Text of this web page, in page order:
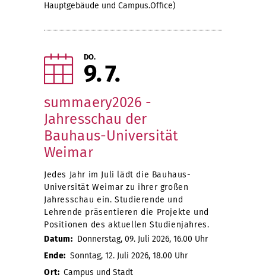
Hauptgebäude und Campus.Office)
DO.
9 7
summaery2026 -
Jahresschau der
Bauhaus-Universität
Weimar
Jedes Jahr im Juli lädt die Bauhaus-
Universität Weimar zu ihrer großen
Jahresschau ein. Studierende und
Lehrende präsentieren die Projekte und
Positionen des aktuellen Studienjahres.
Datum: Donnerstag, 09. Juli 2026, 16.00 Uhr
Ende: Sonntag, 12. Juli 2026, 18.00 Uhr
Ort: Campus und Stadt